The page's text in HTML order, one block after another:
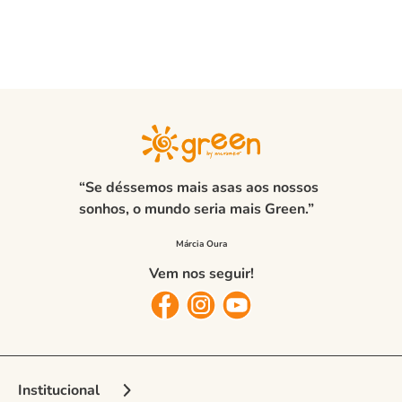
conjunto infantil menina amor marrom
confortável, estilosa e pronta para arrasar com muito charme!
“Se déssemos mais asas aos nossos
sonhos, o mundo seria mais Green.”
Vem nos seguir!
Institucional